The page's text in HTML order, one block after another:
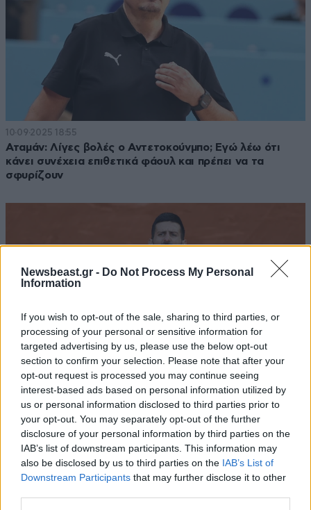
Newsbeast.gr - Do Not Process My Personal
Information
If you wish to opt-out of the sale, sharing to third parties, or
processing of your personal or sensitive information for
targeted advertising by us, please use the below opt-out
section to confirm your selection. Please note that after your
opt-out request is processed you may continue seeing
interest-based ads based on personal information utilized by
us or personal information disclosed to third parties prior to
your opt-out. You may separately opt-out of the further
disclosure of your personal information by third parties on the
IAB’s list of downstream participants. This information may
also be disclosed by us to third parties on the IAB’s List of
Downstream Participants that may further disclose it to other
10·09·2025 18:55
Αταμάν: Λίγες βολές ο Αντετοκούνμπο; Εγώ λέω ότι
κάνει συνέχεια επιθετικά φάουλ και πρέπει να τα
σφυρίζουν
10·09·2025 17:56
EuroBasket 2025: Το μήνυμα του Τζόκοβιτς στον
Αντετοκούνμπο για την πρόκριση της Εθνικής Ελλάδας